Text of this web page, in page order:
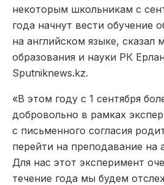
некоторым школьникам с
года начнут вести обучение
на английском языке, сказал
образования и науки РК
Sputniknews.kz.
«В этом году с 1 сентября
добровольно в рамках
с письменного согласия
перейти на преподавание на
Для нас этот эксперимент
течение года мы будем